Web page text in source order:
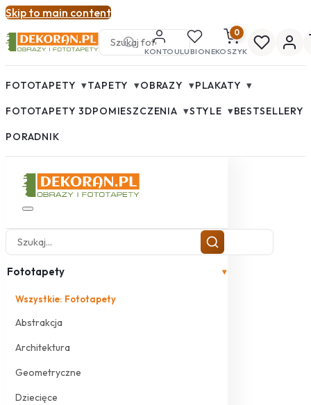
Skip to main content
KONTOULUBIONE
0
KOSZYK
FOTOTAPETY ▾TAPETY ▾OBRAZY ▾PLAKATY ▾
FOTOTAPETY 3DPOMIESZCZENIA ▾STYLE ▾BESTSELLERY
PORADNIK
Fototapety ▾
Wszystkie: Fototapety
Abstrakcja
Architektura
Geometryczne
Dziecięce